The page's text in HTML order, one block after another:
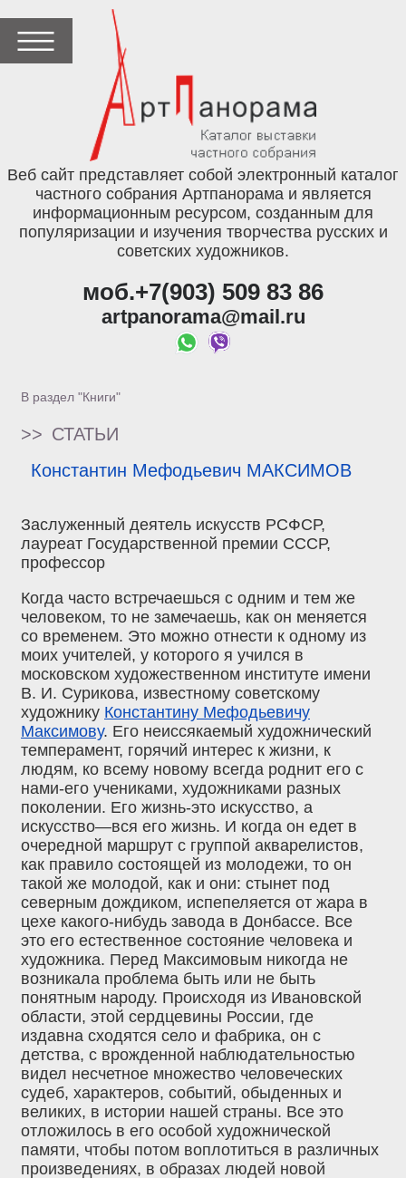
Веб сайт представляет собой электронный каталог
частного собрания Артпанорама и является
информационным ресурсом, созданным для
популяризации и изучения творчества русских и
советских художников.
моб.+7(903) 509 83 86
artpanorama@mail.ru
В раздел "Книги"
>> СТАТЬИ
Константин Мефодьевич МАКСИМОВ
Заслуженный деятель искусств РСФСР,
лауреат Государственной премии СССР,
профессор
Когда часто встречаешься с одним и тем же
человеком, то не замечаешь, как он меняется
со временем. Это можно отнести к одному из
моих учителей, у которого я учился в
московском художественном институте имени
В. И. Сурикова, известному советскому
художнику Константину Мефодьевичу
Максимову. Его неиссякаемый художнический
темперамент, горячий интерес к жизни, к
людям, ко всему новому всегда роднит его с
нами-его учениками, художниками разных
поколении. Его жизнь-это искусство, а
искусство—вся его жизнь. И когда он едет в
очередной маршрут с группой акварелистов,
как правило состоящей из молодежи, то он
такой же молодой, как и они: стынет под
северным дождиком, испепеляется от жара в
цехе какого-нибудь завода в Донбассе. Все
это его естественное состояние человека и
художника. Перед Максимовым никогда не
возникала проблема быть или не быть
понятным народу. Происходя из Ивановской
области, этой сердцевины России, где
издавна сходятся село и фабрика, он с
детства, с врожденной наблюдательностью
видел несчетное множество человеческих
судеб, характеров, событий, обыденных и
великих, в истории нашей страны. Все это
отложилось в его особой художнической
памяти, чтобы потом воплотиться в различных
произведениях, в образах людей новой